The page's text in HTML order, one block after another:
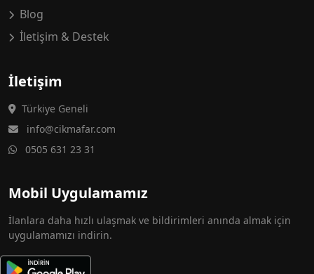
Blog
İletişim & Destek
İletişim
Türkiye Geneli
info@cikmafar.com
0505 631 23 31
Mobil Uygulamamız
İlanlara daha hızlı ulaşmak ve bildirimleri anında almak için
uygulamamızı indirin.